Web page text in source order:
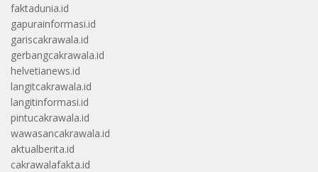
faktadunia.id
gapurainformasi.id
gariscakrawala.id
gerbangcakrawala.id
helvetianews.id
langitcakrawala.id
langitinformasi.id
pintucakrawala.id
wawasancakrawala.id
aktualberita.id
cakrawalafakta.id